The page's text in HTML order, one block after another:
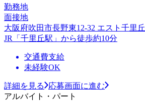
勤務地
面接地
大阪府吹田市長野東12-32 エスト千里丘
JR「千里丘駅」から徒歩約10分
交通費支給
未経験OK
詳細を見る
応募画面に進む
アルバイト・パート